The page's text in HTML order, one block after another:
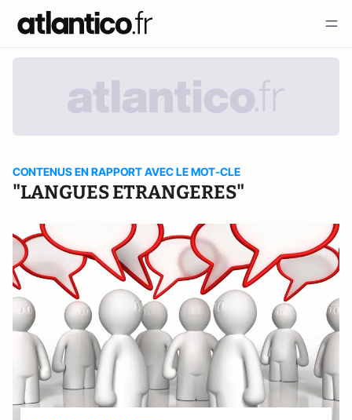
CONTENUS EN RAPPORT AVEC LE MOT-CLE
"LANGUES ETRANGERES"